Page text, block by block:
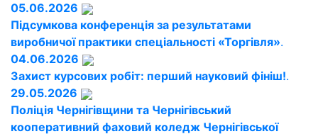
05.06.2026
Підсумкова конференція за результатами
виробничої практики спеціальності «Торгівля».
04.06.2026
Захист курсових робіт: перший науковий фініш!.
29.05.2026
Поліція Чернігівщини та Чернігівський
кооперативний фаховий коледж Чернігівської